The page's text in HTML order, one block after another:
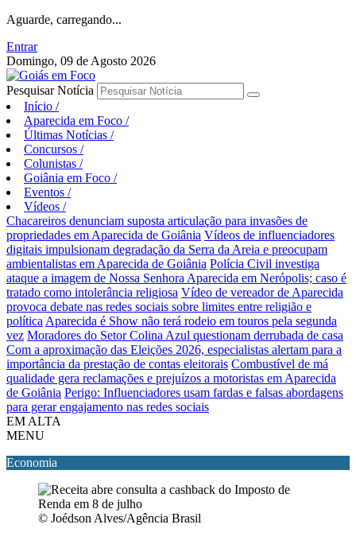
Aguarde, carregando...
Entrar
Domingo, 09 de Agosto 2026
Pesquisar Notícia
Início /
Aparecida em Foco /
Últimas Notícias /
Concursos /
Colunistas /
Goiânia em Foco /
Eventos /
Vídeos /
Chacareiros denunciam suposta articulação para invasões de
propriedades em Aparecida de Goiânia Vídeos de influenciadores
digitais impulsionam degradação da Serra da Areia e preocupam
ambientalistas em Aparecida de Goiânia Polícia Civil investiga
ataque a imagem de Nossa Senhora Aparecida em Nerópolis; caso é
tratado como intolerância religiosa Vídeo de vereador de Aparecida
provoca debate nas redes sociais sobre limites entre religião e
política Aparecida é Show não terá rodeio em touros pela segunda
vez Moradores do Setor Colina Azul questionam derrubada de casa
Com a aproximação das Eleições 2026, especialistas alertam para a
importância da prestação de contas eleitorais Combustível de má
qualidade gera reclamações e prejuízos a motoristas em Aparecida
de Goiânia Perigo: Influenciadores usam fardas e falsas abordagens
para gerar engajamento nas redes sociais
EM ALTA
MENU
Economia
© Joédson Alves/Agência Brasil